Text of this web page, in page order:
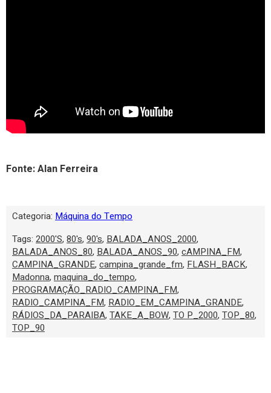
Fonte: Alan Ferreira
Categoria: Máquina do Tempo
Tags: 2000'S, 80's, 90's, BALADA_ANOS_2000,
BALADA_ANOS_80, BALADA_ANOS_90, cAMPINA_FM,
CAMPINA_GRANDE, campina_grande_fm, FLASH_BACK,
Madonna, maquina_do_tempo,
PROGRAMAÇÃO_RADIO_CAMPINA_FM,
RADIO_CAMPINA_FM, RADIO_EM_CAMPINA_GRANDE,
RÁDIOS_DA_PARAIBA, TAKE_A_BOW, TO P_2000, TOP_80,
TOP_90